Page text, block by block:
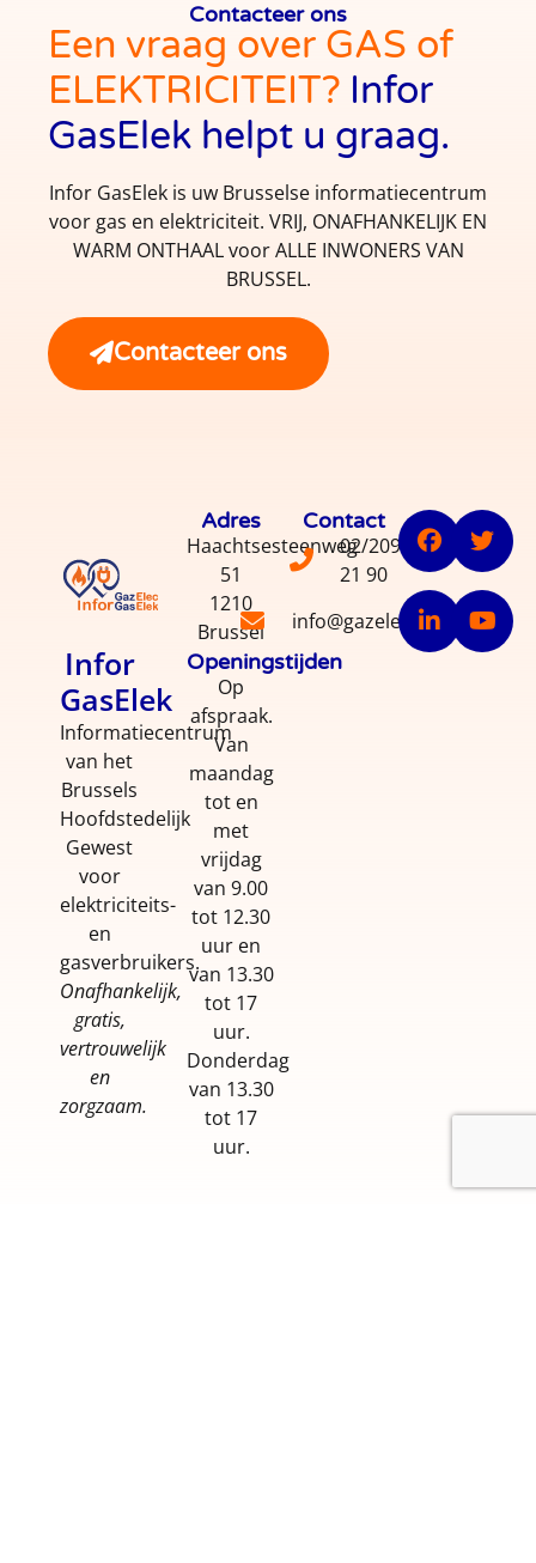
Contacteer ons
Een vraag over GAS of
ELEKTRICITEIT? Infor
GasElek helpt u graag.
Infor GasElek is uw Brusselse informatiecentrum
voor gas en elektriciteit. VRIJ, ONAFHANKELIJK EN
WARM ONTHAAL voor ALLE INWONERS VAN
BRUSSEL.
Contacteer ons
Infor
GasElek
Informatiecentrum
van het
Brussels
Hoofdstedelijk
Gewest
voor
elektriciteits-
en
gasverbruikers.
Onafhankelijk,
gratis,
vertrouwelijk
en
zorgzaam.
Adres
Haachtsesteenweg
51
1210
Brussel
Openingstijden
Op
afspraak.
Van
maandag
tot en
met
vrijdag
van 9.00
tot 12.30
uur en
van 13.30
tot 17
uur.
Donderdag
van 13.30
tot 17
uur.
Contact
02/209
21 90
info@gazelec.info